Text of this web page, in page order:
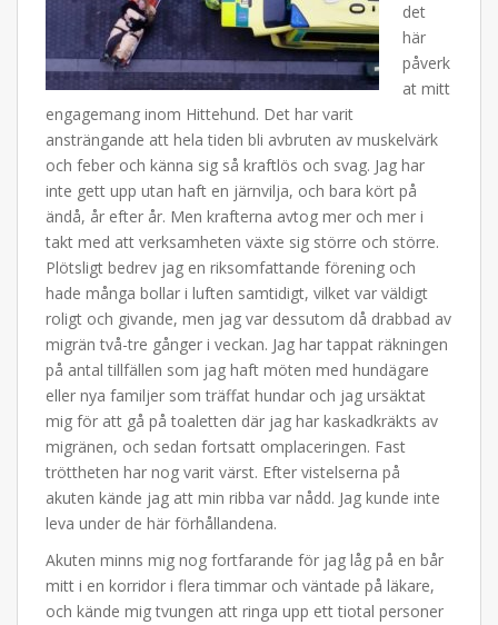
det
här
påverk
at mitt
engagemang inom Hittehund. Det har varit
ansträngande att hela tiden bli avbruten av muskelvärk
och feber och känna sig så kraftlös och svag. Jag har
inte gett upp utan haft en järnvilja, och bara kört på
ändå, år efter år. Men krafterna avtog mer och mer i
takt med att verksamheten växte sig större och större.
Plötsligt bedrev jag en riksomfattande förening och
hade många bollar i luften samtidigt, vilket var väldigt
roligt och givande, men jag var dessutom då drabbad av
migrän två-tre gånger i veckan. Jag har tappat räkningen
på antal tillfällen som jag haft möten med hundägare
eller nya familjer som träffat hundar och jag ursäktat
mig för att gå på toaletten där jag har kaskadkräkts av
migränen, och sedan fortsatt omplaceringen. Fast
tröttheten har nog varit värst. Efter vistelserna på
akuten kände jag att min ribba var nådd. Jag kunde inte
leva under de här förhållandena.
Akuten minns mig nog fortfarande för jag låg på en bår
mitt i en korridor i flera timmar och väntade på läkare,
och kände mig tvungen att ringa upp ett tiotal personer